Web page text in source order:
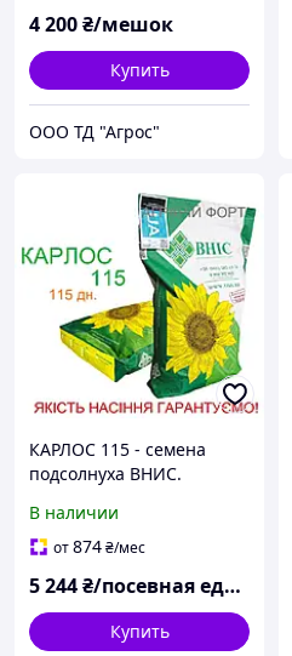
4 200₴/мешок
Купить
ООО ТД "Агрос"
КАРЛОС 115 - семена
подсолнуха ВНИС.
подсолнечника под Евро-
Лайтнинг. Оригинал.
В наличии
от874₴/мес
5 244₴/посевная единица
Купить